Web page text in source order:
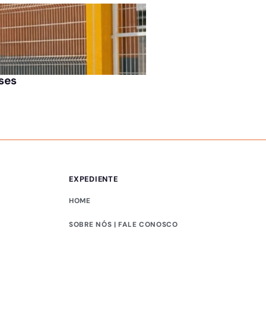
EXPEDIENTE
HOME
SOBRE NÓS | FALE CONOSCO